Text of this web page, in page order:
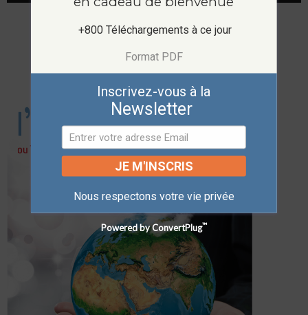
+800 Téléchargements à ce jour
Format PDF
Inscrivez-vous à la
Newsletter
JE M'INSCRIS
Nous respectons votre vie privée
Powered by ConvertPlug™